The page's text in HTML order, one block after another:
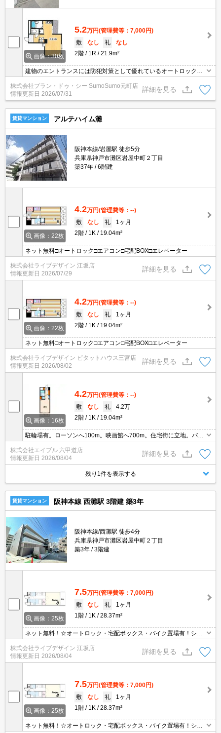
画像：30枚
5.2万円(管理費等：7,000円)
敷
なし 礼
なし
2階
1R 21.9m²
建物のエントランスには防犯対策として優れているオートロック機
能を備えております。室内設備はCS・ネット使用料不要・エアコン
など充実した設備を備え付けています。バルコニー付きの物件でお
すすめです。お引っ越しの時期はご相談していただければ対応いた
します。ワンルームの物件なので、一人暮らしの方にもおすすめで
す。
株式会社プラン・ドゥ・シー SumoSumo元町店
情報更新日 2026/07/31
詳細を見る
賃貸マンション アルテハイム灘
阪神本線/岩屋駅 徒歩5分
兵庫県神戸市灘区岩屋中町２丁目
築37年
6階建
画像：22枚
4.2万円(管理費等：--)
敷
なし 礼
1ヶ月
2階
1K 19.04m²
ネット無料□オートロック□エアコン□宅配BOX□エレベーター
株式会社ライブデザイン 江坂店
情報更新日 2026/07/29
詳細を見る
画像：22枚
4.2万円(管理費等：--)
敷
なし 礼
1ヶ月
2階
1K 19.04m²
ネット無料□オートロック□エアコン□宅配BOX□エレベーター
株式会社ライブデザイン ピタットハウス三宮店
情報更新日 2026/08/02
詳細を見る
画像：16枚
4.2万円(管理費等：--)
敷
なし 礼
4.2万
2階
1K 19.04m²
駐輪場有。ローソンへ100m。映画館へ700m。住宅街に立地。バイ
ク置き場あり。保証会社要(初回、月額総賃料の50%、更新料1.3万
円/年)。インターネット無料。
株式会社エイブル 六甲道店
情報更新日 2026/08/04
詳細を見る
残り1件を表示する
賃貸マンション 阪神本線 西灘駅 3階建 築3年
阪神本線/西灘駅 徒歩4分
兵庫県神戸市灘区岩屋中町２丁目
築3年
3階建
画像：25枚
7.5万円(管理費等：7,000円)
敷
なし 礼
1ヶ月
1階
1K 28.37m²
ネット無料！☆オートロック・宅配ボックス・バイク置場有！シス
テムキッチン！
株式会社ライブデザイン 江坂店
情報更新日 2026/08/04
詳細を見る
画像：25枚
7.5万円(管理費等：7,000円)
敷
なし 礼
1ヶ月
1階
1K 28.37m²
ネット無料！☆オートロック・宅配ボックス・バイク置場有！シス